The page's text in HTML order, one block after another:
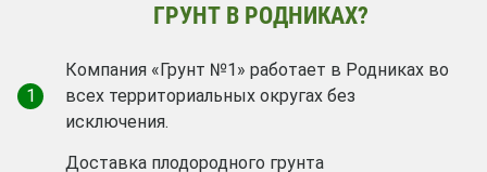
ГРУНТ В РОДНИКАХ?
1
Компания «Грунт №1» работает в Родниках во
всех территориальных округах без
исключения.
Доставка плодородного грунта